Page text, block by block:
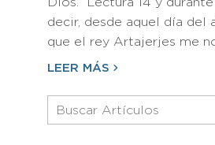
Dios.” Lectura 14 y
decir, desde aquel día del
que el rey Artajerjes me
LEER MÁS